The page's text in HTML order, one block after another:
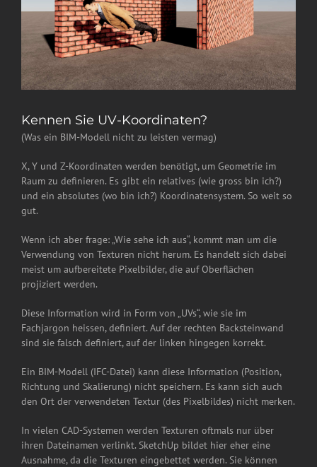
Kennen Sie UV-Koordinaten?
(Was ein BIM-Modell nicht zu leisten vermag)
X, Y und Z-Koordinaten werden benötigt, um Geometrie im
Raum zu definieren. Es gibt ein relatives (wie gross bin ich?)
und ein absolutes (wo bin ich?) Koordinatensystem. So weit so
gut.
Wenn ich aber frage: „Wie sehe ich aus“, kommt man um die
Verwendung von Texturen nicht herum. Es handelt sich dabei
meist um aufbereitete Pixelbilder, die auf Oberflächen
projiziert werden.
Diese Information wird in Form von „UVs“, wie sie im
Fachjargon heissen, definiert. Auf der rechten Backsteinwand
sind sie falsch definiert, auf der linken hingegen korrekt.
Ein BIM-Modell (IFC-Datei) kann diese Information (Position,
Richtung und Skalierung) nicht speichern. Es kann sich auch
den Ort der verwendeten Textur (des Pixelbildes) nicht merken.
In vielen CAD-Systemen werden Texturen oftmals nur über
ihren Dateinamen verlinkt. SketchUp bildet hier eher eine
Ausnahme, da die Texturen eingebettet werden. Sie können